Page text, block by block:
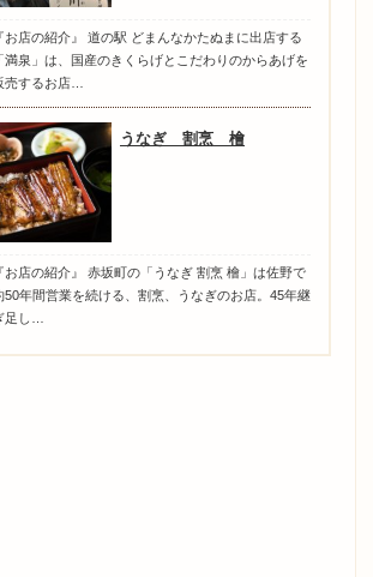
『お店の紹介』 道の駅 どまんなかたぬまに出店する
「満泉」は、国産のきくらげとこだわりのからあげを
売するお店…
うなぎ 割烹 檜
『お店の紹介』 赤坂町の「うなぎ 割烹 檜」は佐野で
50年間営業を続ける、割烹、うなぎのお店。45年継
足し…